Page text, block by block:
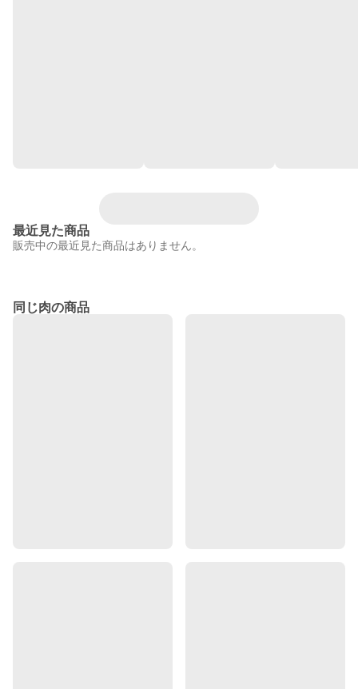
最近見た商品
販売中の最近見た商品はありません。
同じ肉の商品